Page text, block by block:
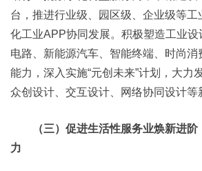
台，推进行业级、园区级、企业级等
化工业APP协同发展。积极塑造工业
电路、新能源汽车、智能终端、时尚消
能力，深入实施“元创未来”计划，大力
众创设计、交互设计、网络协同设计等
（三）促进生活性服务业焕新进阶
力